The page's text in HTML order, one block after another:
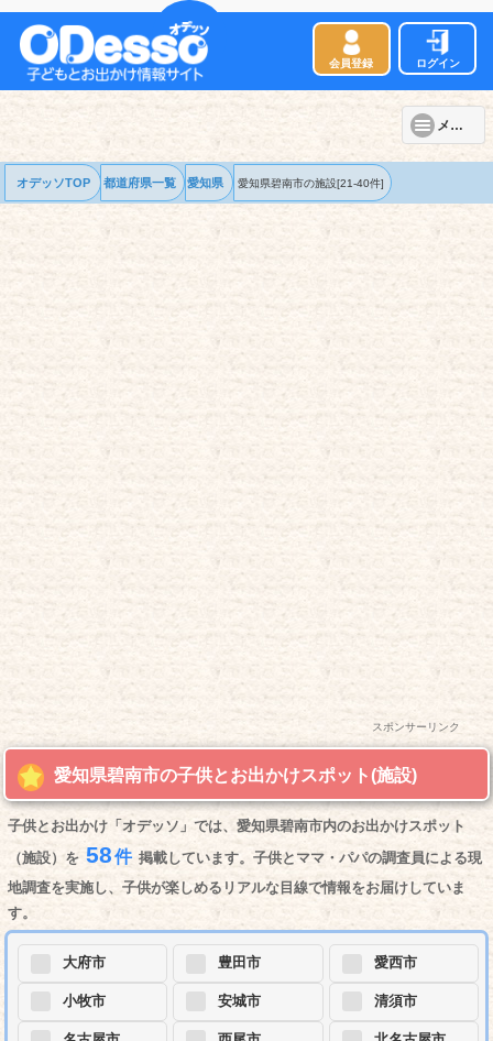
会員登録 ログイン
メニュー
オデッソTOP 都道府県一覧 愛知県 愛知県碧南市の施設[21-40件]
スポンサーリンク
愛知県碧南市の子供とお出かけスポット(施設)
子供とお出かけ「オデッソ」では、愛知県碧南市内のお出かけスポット
（施設）を 58件 掲載しています。子供とママ・パパの調査員による現
地調査を実施し、子供が楽しめるリアルな目線で情報をお届けしていま
す。
大府市
小牧市
豊田市
安城市
愛西市
清須市